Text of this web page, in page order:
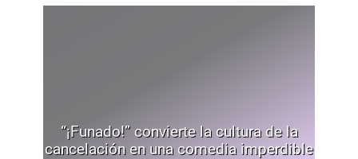
“¡Funado!” convierte la cultura de la
cancelación en una comedia imperdible